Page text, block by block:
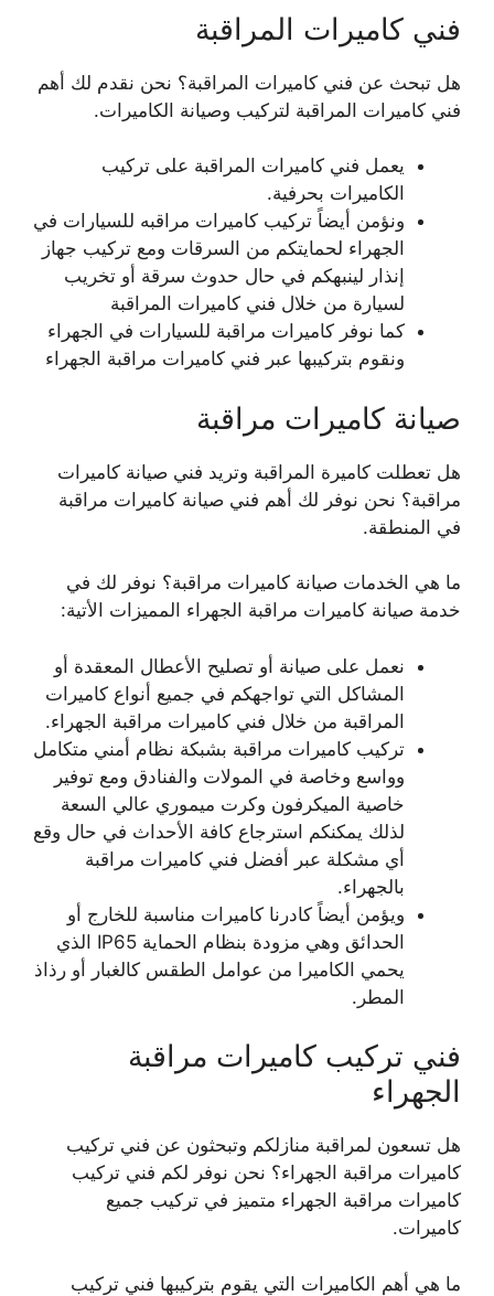
فني كاميرات المراقبة
هل تبحث عن فني كاميرات المراقبة؟ نحن نقدم لك أهم
فني كاميرات المراقبة لتركيب وصيانة الكاميرات.
يعمل فني كاميرات المراقبة على تركيب
الكاميرات بحرفية.
ونؤمن أيضاً تركيب كاميرات مراقبه للسيارات في
الجهراء لحمايتكم من السرقات ومع تركيب جهاز
إنذار لينبهكم في حال حدوث سرقة أو تخريب
لسيارة من خلال فني كاميرات المراقبة
كما نوفر كاميرات مراقبة للسيارات في الجهراء
ونقوم بتركيبها عبر فني كاميرات مراقبة الجهراء
صيانة كاميرات مراقبة
هل تعطلت كاميرة المراقبة وتريد فني صيانة كاميرات
مراقبة؟ نحن نوفر لك أهم فني صيانة كاميرات مراقبة
في المنطقة.
ما هي الخدمات صيانة كاميرات مراقبة؟ نوفر لك في
خدمة صيانة كاميرات مراقبة الجهراء المميزات الأتية:
نعمل على صيانة أو تصليح الأعطال المعقدة أو
المشاكل التي تواجهكم في جميع أنواع كاميرات
المراقبة من خلال فني كاميرات مراقبة الجهراء.
تركيب كاميرات مراقبة بشبكة نظام أمني متكامل
وواسع وخاصة في المولات والفنادق ومع توفير
خاصية الميكرفون وكرت ميموري عالي السعة
لذلك يمكنكم استرجاع كافة الأحداث في حال وقع
أي مشكلة عبر أفضل فني كاميرات مراقبة
بالجهراء.
ويؤمن أيضاً كادرنا كاميرات مناسبة للخارج أو
الحدائق وهي مزودة بنظام الحماية IP65 الذي
يحمي الكاميرا من عوامل الطقس كالغبار أو رذاذ
المطر.
فني تركيب كاميرات مراقبة
الجهراء
هل تسعون لمراقبة منازلكم وتبحثون عن فني تركيب
كاميرات مراقبة الجهراء؟ نحن نوفر لكم فني تركيب
كاميرات مراقبة الجهراء متميز في تركيب جميع
كاميرات.
ما هي أهم الكاميرات التي يقوم بتركيبها فني تركيب